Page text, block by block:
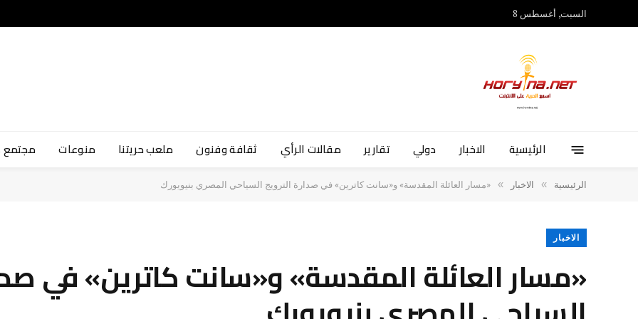
السبت, أغسطس 8
الرئيسية الاخبار دولي تقارير مقالات الرأي ثقافة وفنون ملعب حريتنا منوعات
الرئيسية » الاخبار » «مسار العائلة المقدسة» و«سانت كاترين» في صدارة الترويج السياحي المصري بنيويورك
الاخبار
«مسار العائلة المقدسة» و«سانت كاترين» في